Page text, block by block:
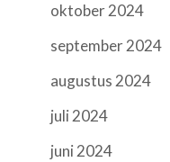
oktober 2024
september 2024
augustus 2024
juli 2024
juni 2024